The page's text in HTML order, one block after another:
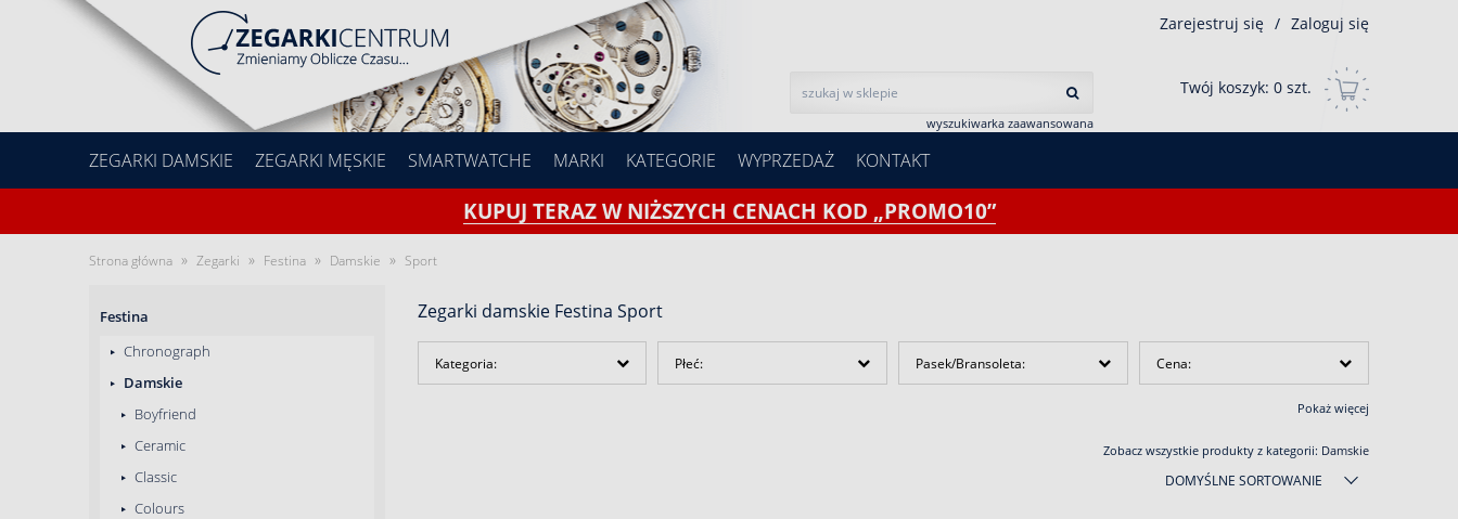
wyszukiwarka zaawansowana
Zarejestruj się / Zaloguj się
Twój koszyk: 0 szt.
ZEGARKI DAMSKIE ZEGARKI MĘSKIE SMARTWATCHE MARKI KATEGORIE WYPRZEDAŻ KONTAKT
KUPUJ TERAZ W NIŻSZYCH CENACH KOD „PROMO10”
Strona główna » Zegarki » Festina » Damskie » Sport
Festina
Chronograph
Damskie
Boyfriend
Ceramic
Classic
Colours
Zegarki damskie Festina Sport
Kategoria: Płeć: Pasek/Bransoleta: Cena:
Pokaż więcej
Zobacz wszystkie produkty z kategorii: Damskie
DOMYŚLNE SORTOWANIE